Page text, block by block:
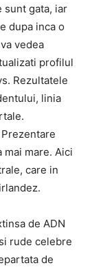
sunt gata, iar
dupa inca o
vedea
profilul
Rezultatele
linia
mai mare. Aici
care in
de ADN
rude celebre
de